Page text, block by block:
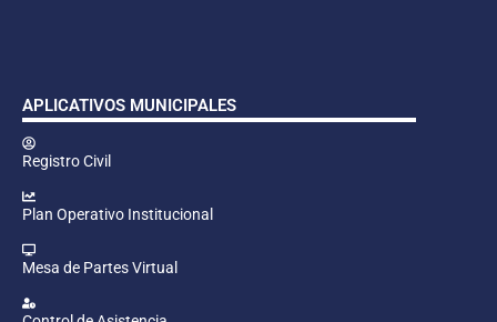
APLICATIVOS MUNICIPALES
Registro Civil
Plan Operativo Institucional
Mesa de Partes Virtual